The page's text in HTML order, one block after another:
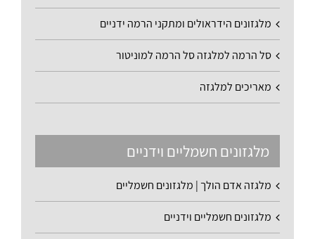
מלגזונים הידראולים ומתקני הרמה ידניים
סל הרמה למלגזה סל הרמה למוניטור
מאריכים למלגזה
מלגזונים חשמליים וידניים
מלגזה אדם הולך | מלגזונים חשמליים
מלגזונים חשמליים וידניים